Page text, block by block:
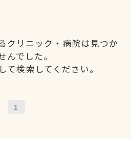
クリニック・病院は見つか
んでした。
て検索してください。
1